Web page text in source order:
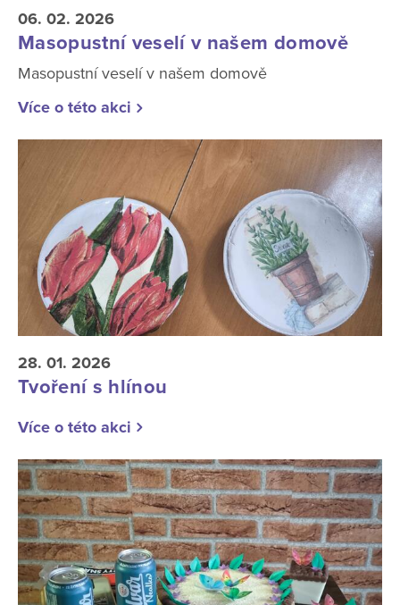
06. 02. 2026
Masopustní veselí v našem domově
Masopustní veselí v našem domově
Více o této akci
28. 01. 2026
Tvoření s hlínou
Více o této akci